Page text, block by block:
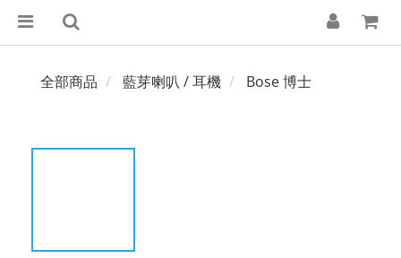
全部商品 藍芽喇叭 / 耳機 Bose 博士